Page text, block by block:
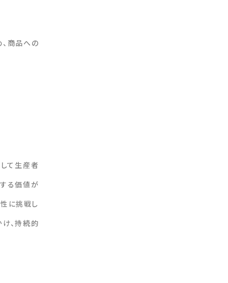
商品への
て生産者
る価値が
に挑戦し
、持続的